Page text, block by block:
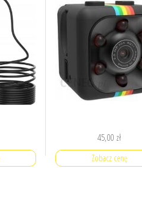
45,00 zł
Zobacz cenę